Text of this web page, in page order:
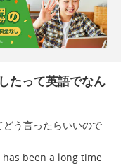
たって英語でなん
う言ったらいいので
has been a long time